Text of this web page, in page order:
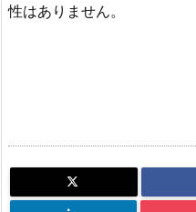
性はありません。